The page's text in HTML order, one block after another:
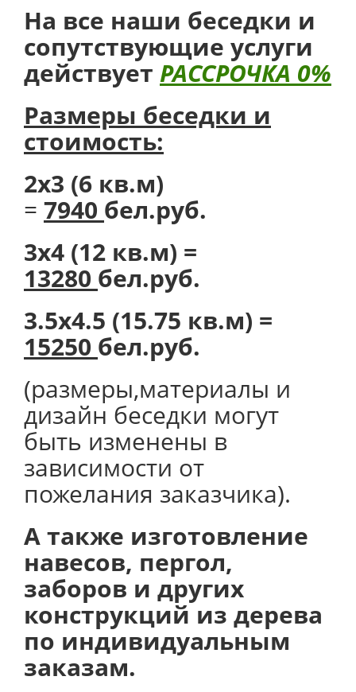
На все наши беседки и
сопутствующие услуги
действует РАССРОЧКА 0%
Размеры беседки и
стоимость:
2х3 (6 кв.м)
= 7940 бел.руб.
3х4 (12 кв.м) =
13280 бел.руб.
3.5х4.5 (15.75 кв.м) =
15250 бел.руб.
(размеры,материалы и
дизайн беседки могут
быть изменены в
зависимости от
пожелания заказчика).
А также изготовление
навесов, пергол,
заборов и других
конструкций из дерева
по индивидуальным
заказам.